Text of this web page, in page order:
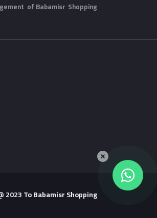
of Babamisr Shopping
2023To BabamisrShopping